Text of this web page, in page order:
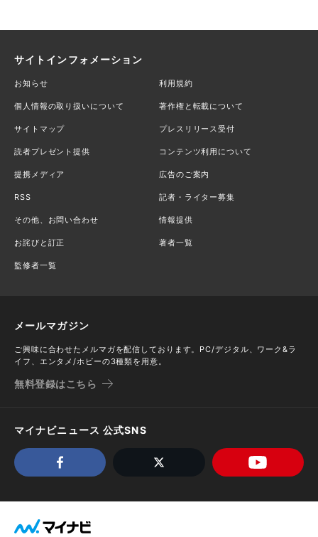
サイトインフォメーション
お知らせ 利用規約
個人情報の取り扱いについて 著作権と転載について
サイトマップ プレスリリース受付
読者プレゼント提供 コンテンツ利用について
提携メディア 広告のご案内
RSS 記者・ライター募集
その他、お問い合わせ 情報提供
お詫びと訂正 著者一覧
監修者一覧
メールマガジン
ご興味に合わせたメルマガを配信しております。PC/デジタル、ワーク&ラ
イフ、エンタメ/ホビーの3種類を用意。
無料登録はこちら
マイナビニュース 公式SNS